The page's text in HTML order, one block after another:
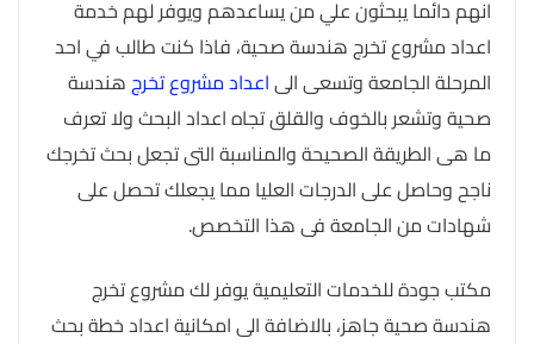
انهم دائما يبحثون علي من يساعدهم ويوفر لهم خدمة
اعداد مشروع تخرج هندسة صحية، فاذا كنت طالب في احد
المرحلة الجامعة وتسعى الىاعداد مشروع تخرجهندسة
صحية وتشعر بالخوف والقلق تجاه اعداد البحث ولا تعرف
ما هى الطريقة الصحيحة والمناسبة التى تجعل بحث تخرجك
ناجح وحاصل على الدرجات العليا مما يجعلك تحصل على
شهادات من الجامعة فى هذا التخصص.
مكتب جودة للخدمات التعليمية يوفر لك مشروع تخرج
هندسة صحية جاهز، بالاضافة الى امكانية اعداد خطة بحث